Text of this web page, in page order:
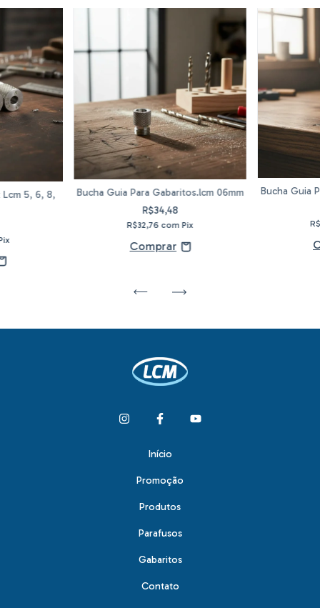
Lcm 5, 6, 8,
Bucha Guia Para Gabaritos.lcm 06mm
R$34,48
R$32,76 com Pix
Bucha Guia
Início
Promoção
Produtos
Parafusos
Gabaritos
Contato